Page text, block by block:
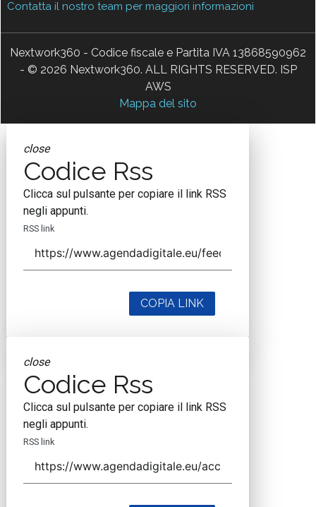
Contatta il nostro team per maggiori informazioni
Nextwork360 - Codice fiscale e Partita IVA 13868590962
- © 2026 Nextwork360. ALL RIGHTS RESERVED. ISP
AWS
Mappa del sito
close
Codice Rss
Clicca sul pulsante per copiare il link RSS
negli appunti.
RSS link
COPIA LINK
close
Codice Rss
Clicca sul pulsante per copiare il link RSS
negli appunti.
RSS link